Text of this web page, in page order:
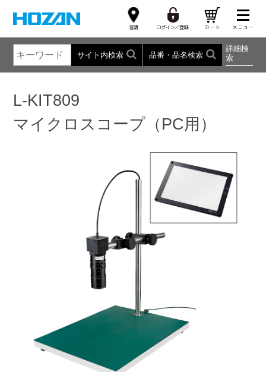
サイト内検索 品番・品名検索
詳細検
索
L-KIT809
マイクロスコープ（PC用）